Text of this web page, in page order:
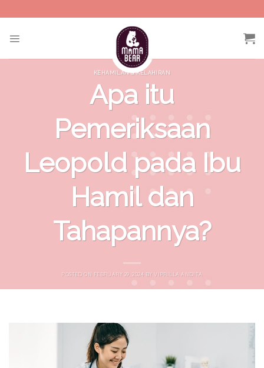
to
KEHAMILAN & KELAHIRAN
Apa itu
Pemeriksaan
Leopold pada Ibu
Hamil dan
Tahapannya?
POSTED ON FEBRUARY 29, 2024 BYVIPRILLA ANDITA